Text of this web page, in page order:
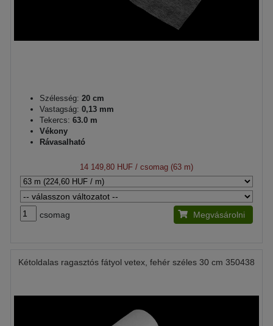
Szélesség: 20 cm
Vastagság: 0,13 mm
Tekercs: 63.0 m
Vékony
Rávasalható
14 149,80 HUF / csomag (63 m)
csomag Megvásárolni
Kétoldalas ragasztós fátyol vetex, fehér széles 30 cm 350438